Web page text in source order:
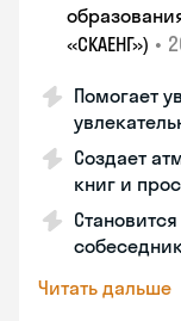
«СКАЕНГ») •
Помогает
Создает
книг и
Читать дальше